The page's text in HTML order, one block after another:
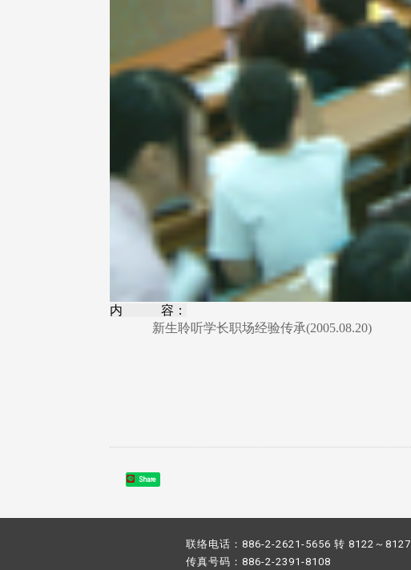
内 容：
新生聆听学长职场经验传承(2005.08.20)
Share
联络电话：886-2-2621-5656 转 8122～8127
传真号码：886-2-2391-8108